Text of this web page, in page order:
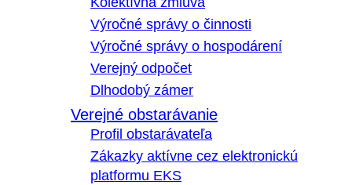
Výročné správy o činnosti
Výročné správy o hospodárení
Verejný odpočet
Dlhodobý zámer
Verejné obstarávanie
Profil obstarávateľa
Zákazky aktívne cez elektronickú
platformu EKS